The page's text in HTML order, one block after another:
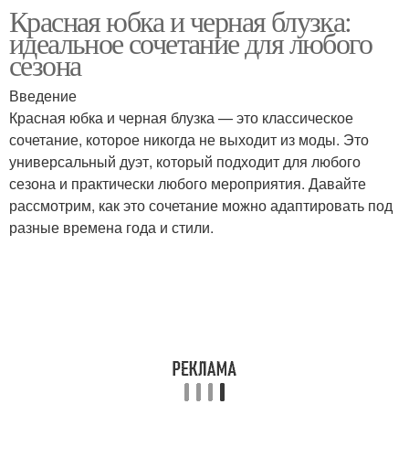
официальные
мероприятия
Блузка в неформальной
обстановке
Классическая блузка Белая блузка
Летняя блузка
Красная юбка и черная блузка:
идеальное сочетание для любого
сезона
Введение
Красная юбка и черная блузка — это классическое
сочетание, которое никогда не выходит из моды. Это
универсальный дуэт, который подходит для любого
сезона и практически любого мероприятия. Давайте
рассмотрим, как это сочетание можно адаптировать под
разные времена года и стили.